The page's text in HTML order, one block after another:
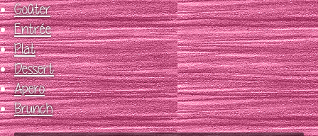
Goûter
Entrée
Plat
Dessert
Apero
Brunch